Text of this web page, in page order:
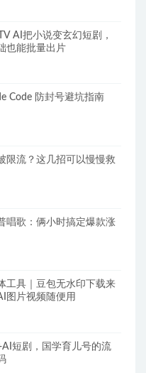
AI把小说变玄幻短剧，
也能批量出片
Code 防封号避坑指南
限流？这几招可以慢慢救
唱歌：俩小时搞定爆款涨
工具｜豆包无水印下载来
图片视频随便用
短剧，国学育儿号的流